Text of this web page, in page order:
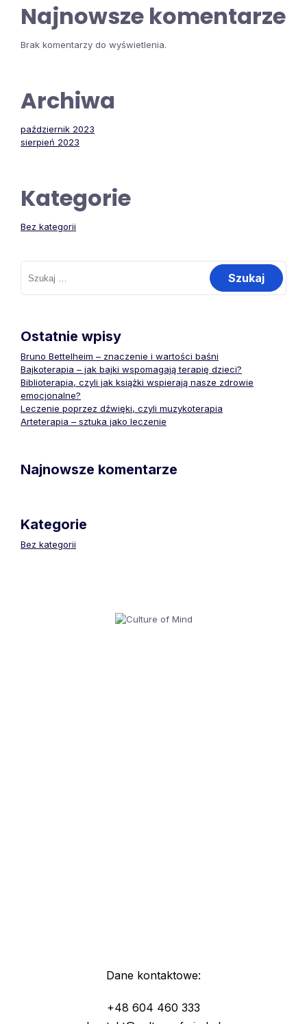
Najnowsze komentarze
Brak komentarzy do wyświetlenia.
Archiwa
październik 2023
sierpień 2023
Kategorie
Bez kategorii
Szukaj:
Ostatnie wpisy
Bruno Bettelheim – znaczenie i wartości baśni
Bajkoterapia – jak bajki wspomagają terapię dzieci?
Biblioterapia, czyli jak książki wspierają nasze zdrowie
emocjonalne?
Leczenie poprzez dźwięki, czyli muzykoterapia
Arteterapia – sztuka jako leczenie
Najnowsze komentarze
Kategorie
Bez kategorii
Dane kontaktowe:
+48 604 460 333